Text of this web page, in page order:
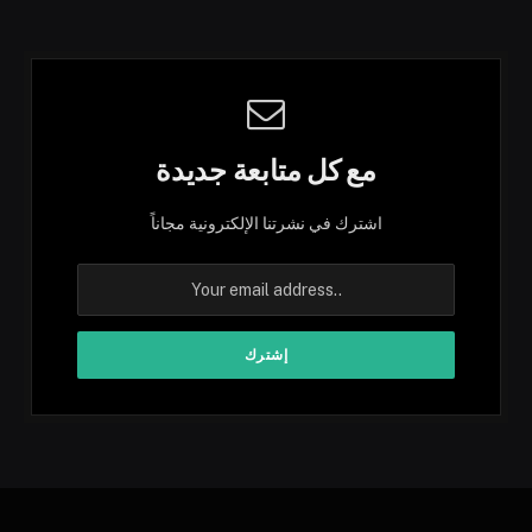
مع كل متابعة جديدة
اشترك في نشرتنا الإلكترونية مجاناً